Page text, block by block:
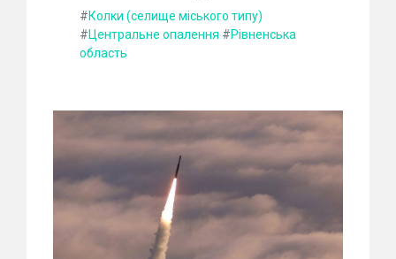
#Колки (селище міського типу)
#Центральне опалення #Рівненська
область